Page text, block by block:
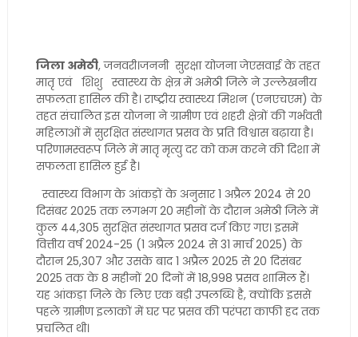
जिला अमेठी, जनवरी।जननी सुरक्षा योजना जेएसवाई के तहत
मातृ एवं शिशु स्वास्थ्य के क्षेत्र में अमेठी जिले ने उल्लेखनीय
सफलता हासिल की है। राष्ट्रीय स्वास्थ्य मिशन (एनएचएम) के
तहत संचालित इस योजना ने ग्रामीण एवं शहरी क्षेत्रों की गर्भवती
महिलाओं में सुरक्षित संस्थागत प्रसव के प्रति विश्वास बढ़ाया है।
परिणामस्वरूप जिले में मातृ मृत्यु दर को कम करने की दिशा में
सफलता हासिल हुई है।
स्वास्थ्य विभाग के आंकड़ों के अनुसार 1 अप्रैल 2024 से 20
दिसंबर 2025 तक लगभग 20 महीनों के दौरान अमेठी जिले में
कुल 44,305 सुरक्षित संस्थागत प्रसव दर्ज किए गए। इसमें
वित्तीय वर्ष 2024-25 (1 अप्रैल 2024 से 31 मार्च 2025) के
दौरान 25,307 और उसके बाद 1 अप्रैल 2025 से 20 दिसंबर
2025 तक के 8 महीनों 20 दिनों में 18,998 प्रसव शामिल हैं।
यह आंकड़ा जिले के लिए एक बड़ी उपलब्धि है, क्योंकि इससे
पहले ग्रामीण इलाकों में घर पर प्रसव की परंपरा काफी हद तक
प्रचलित थी।